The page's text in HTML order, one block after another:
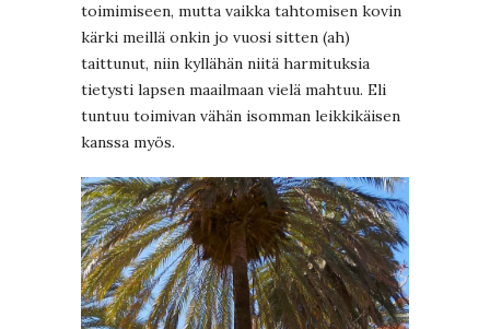
toimimiseen, mutta vaikka tahtomisen kovin
kärki meillä onkin jo vuosi sitten (ah)
taittunut, niin kyllähän niitä harmituksia
tietysti lapsen maailmaan vielä mahtuu. Eli
tuntuu toimivan vähän isomman leikkikäisen
kanssa myös.